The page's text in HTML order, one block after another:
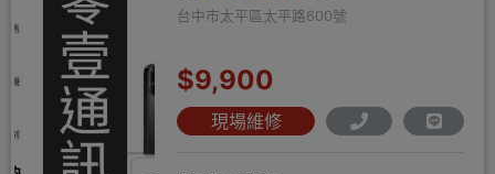
台中市太平區太平路600號
$9,900
現場維修